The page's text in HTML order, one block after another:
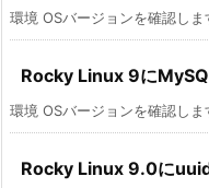
環境 OSバージョンを確認し
Rocky Linux 9に
環境 OSバージョンを確認し
Rocky Linux 9.0に